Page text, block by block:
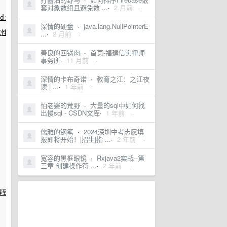
套对象数组且避免数 ...· 2 月前 ·
深情的硬盘 · java.lang.NullPointerE
...· 2 月前 ·
善良的回锅肉 · 首页-福建信实律师
事务所· 11 月前 ·
深情的卡布奇诺 · 教育之江：之江夜
读 | ...· 1 年前 ·
怕老婆的荒野 · 大量的sql中如何找
出慢sql - CSDN文库· 1 年前 ·
儒雅的钢笔 · 2024深圳中考志愿填
报即将开始！|招生|指 ...· 2 年前 ·
宽容的黑框眼镜 · Rxjava2实战--第
三章 创建操作符 ...· 2 年前 ·
进行串联成
一个新的 key，如果这个 key
到newArray =[{